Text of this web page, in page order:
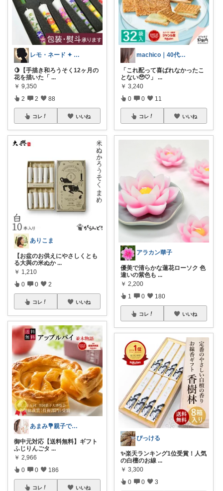
レモ・ネード ✦ セレクト 🍋
🍋【手描き和ろうそく12ヶ月の
花を描いた「 ...
￥ 9,350
2 2 88
コレ いいね
ありこま
【お盆のお供えにやさしくとも
る大與の米ぬか ...
￥ 1,210
0 0 2
コレ いいね
あまみ💐親子で楽しむスイーツインテリア
御中元対応【送料無料】ギフト
ふじりんごタ ...
￥ 2,966
0 0 186
コレ いいね
machico｜40代 転勤族パート主婦
「これ配って喜ばれなかったこ
とない🥹🤍」 ...
￥ 3,240
0 0 11
コレ いいね
アラカン華子
優美で清らかな蓮花ローソク 色
違いの紫色も ...
￥ 2,200
1 0 180
コレ いいね
ぴっける
✨楽天ランキング1位受賞！人気
の白檀のお線 ...
￥ 3,300
0 0 3